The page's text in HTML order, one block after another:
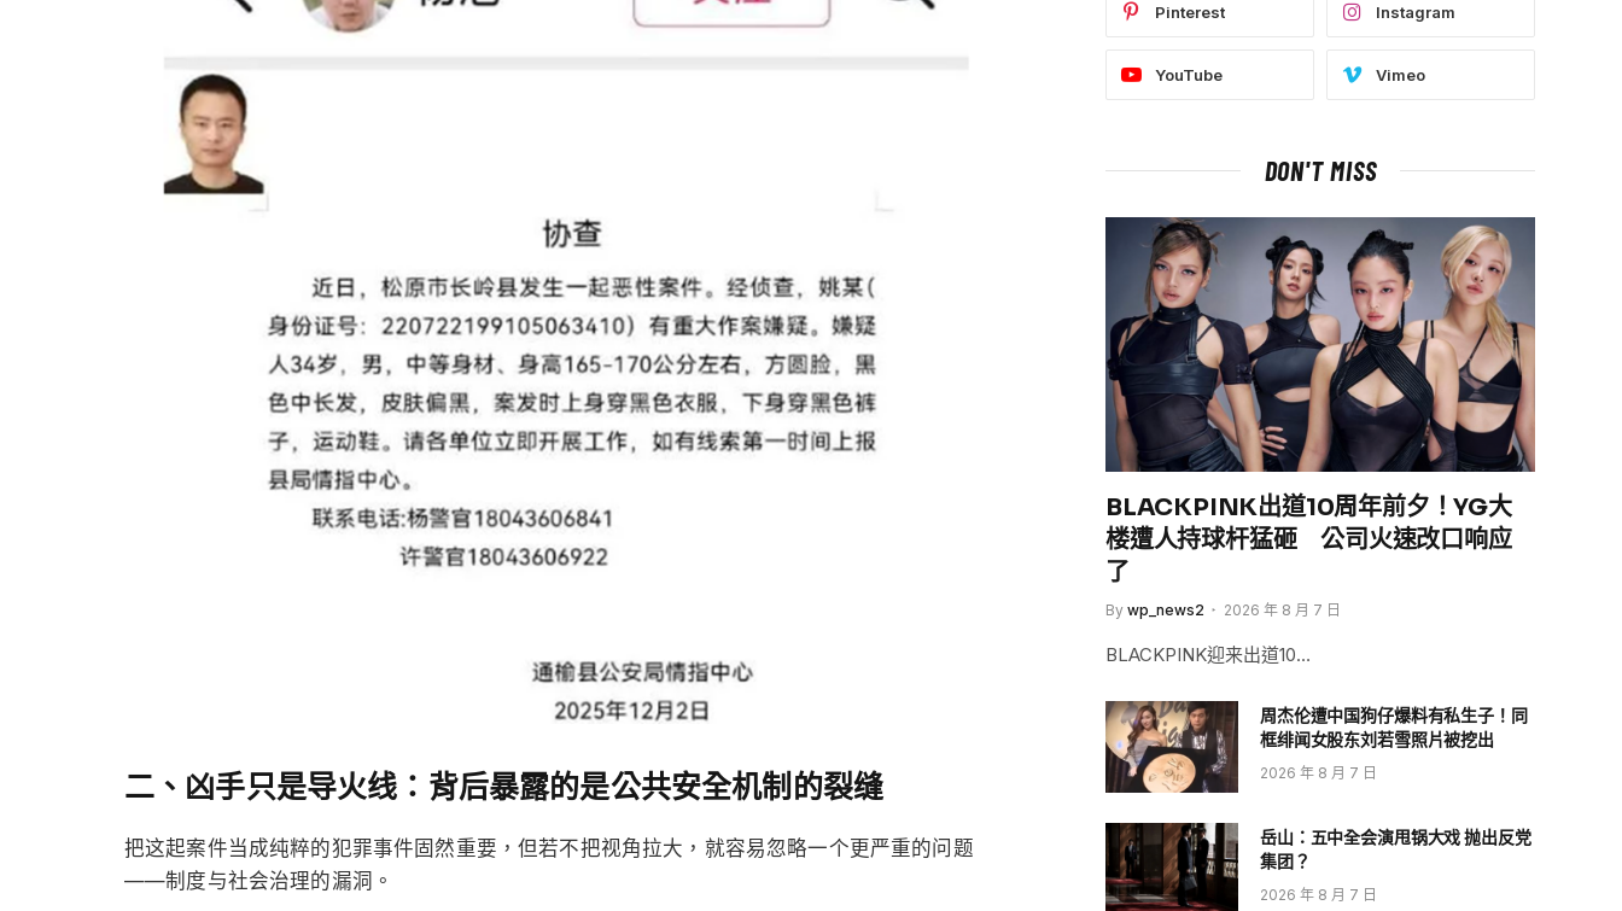
二、凶手只是导火线：背后暴露的是公共安全机制的裂缝
把这起案件当成纯粹的犯罪事件固然重要，但若不把视角拉大，就容易忽略一个更严重的问题
——制度与社会治理的漏洞。
Pinterest Instagram
YouTube Vimeo
DON'T MISS
BLACKPINK出道10周年前夕！YG大
楼遭人持球杆猛砸 公司火速改口响应
了
By wp_news2 2026 年 8 月 7 日
BLACKPINK迎来出道10…
周杰伦遭中国狗仔爆料有私生子！同
框绯闻女股东刘若雪照片被挖出
2026 年 8 月 7 日
岳山：五中全会演甩锅大戏 抛出反党
集团？
2026 年 8 月 7 日